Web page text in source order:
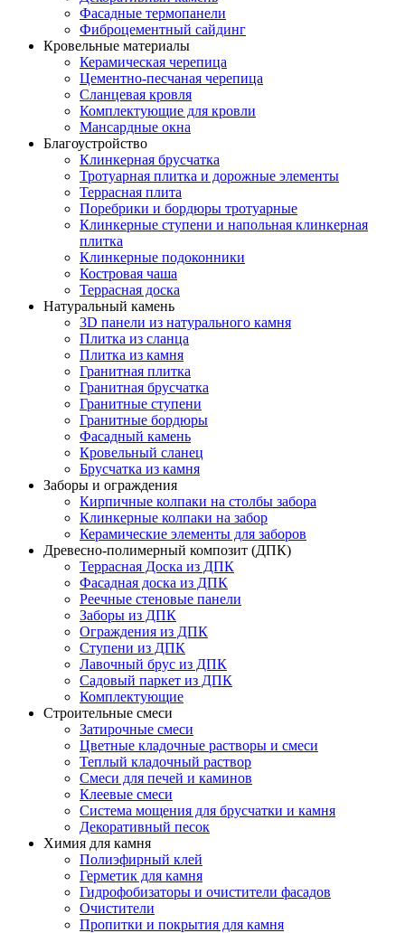
Фасадные термопанели
Фиброцементный сайдинг
Кровельные материалы
Керамическая черепица
Цементно-песчаная черепица
Сланцевая кровля
Комплектующие для кровли
Мансардные окна
Благоустройство
Клинкерная брусчатка
Тротуарная плитка и дорожные элементы
Террасная плита
Поребрики и бордюры тротуарные
Клинкерные ступени и напольная клинкерная
плитка
Клинкерные подоконники
Костровая чаша
Террасная доска
Натуральный камень
3D панели из натурального камня
Плитка из сланца
Плитка из камня
Гранитная плитка
Гранитная брусчатка
Гранитные ступени
Гранитные бордюры
Фасадный камень
Кровельный сланец
Брусчатка из камня
Заборы и ограждения
Кирпичные колпаки на столбы забора
Клинкерные колпаки на забор
Керамические элементы для заборов
Древесно-полимерный композит (ДПК)
Террасная Доска из ДПК
Фасадная доска из ДПК
Реечные стеновые панели
Заборы из ДПК
Ограждения из ДПК
Ступени из ДПК
Лавочный брус из ДПК
Садовый паркет из ДПК
Комплектующие
Строительные смеси
Затирочные смеси
Цветные кладочные растворы и смеси
Теплый кладочный раствор
Смеси для печей и каминов
Клеевые смеси
Система мощения для брусчатки и камня
Декоративный песок
Химия для камня
Полиэфирный клей
Герметик для камня
Гидрофобизаторы и очистители фасадов
Очистители
Пропитки и покрытия для камня